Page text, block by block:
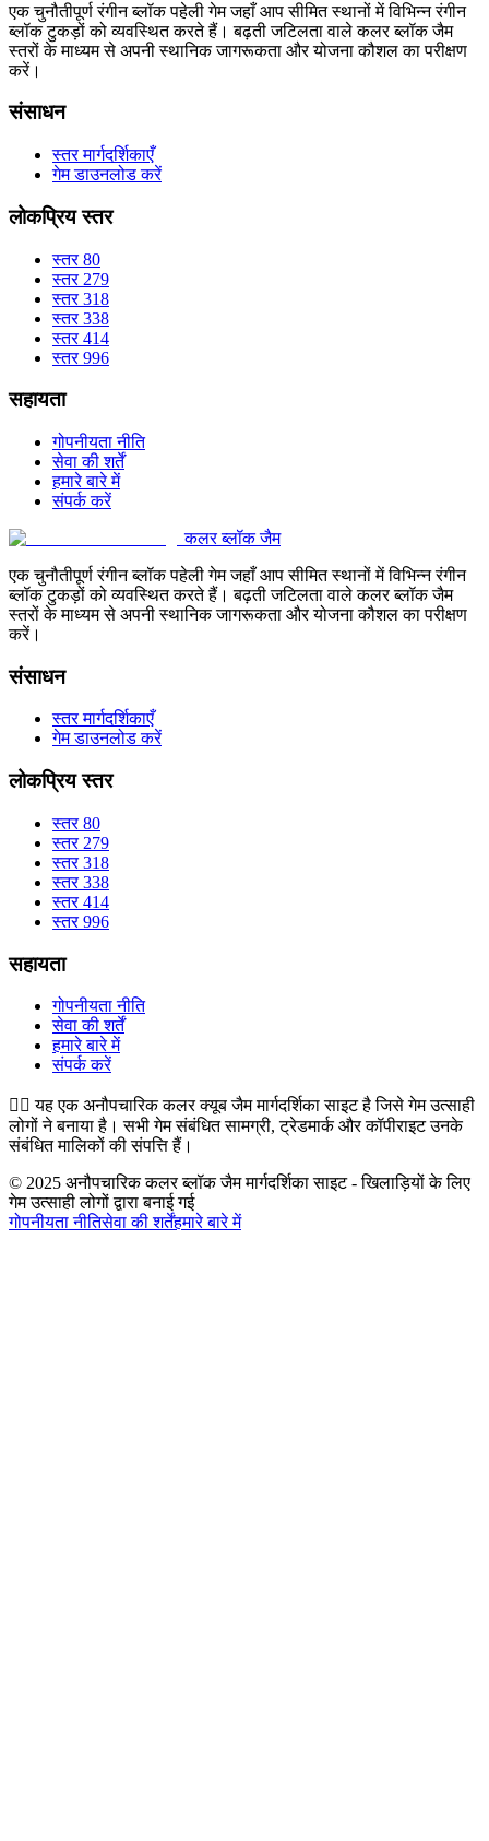
एक चुनौतीपूर्ण रंगीन ब्लॉक पहेली गेम जहाँ आप सीमित स्थानों में विभिन्न रंगीन
ब्लॉक टुकड़ों को व्यवस्थित करते हैं। बढ़ती जटिलता वाले कलर ब्लॉक जैम
स्तरों के माध्यम से अपनी स्थानिक जागरूकता और योजना कौशल का परीक्षण
करें।
संसाधन
स्तर मार्गदर्शिकाएँ
गेम डाउनलोड करें
लोकप्रिय स्तर
स्तर 80
स्तर 279
स्तर 318
स्तर 338
स्तर 414
स्तर 996
सहायता
गोपनीयता नीति
सेवा की शर्तें
हमारे बारे में
संपर्क करें
कलर ब्लॉक जैम
एक चुनौतीपूर्ण रंगीन ब्लॉक पहेली गेम जहाँ आप सीमित स्थानों में विभिन्न रंगीन
ब्लॉक टुकड़ों को व्यवस्थित करते हैं। बढ़ती जटिलता वाले कलर ब्लॉक जैम
स्तरों के माध्यम से अपनी स्थानिक जागरूकता और योजना कौशल का परीक्षण
करें।
संसाधन
स्तर मार्गदर्शिकाएँ
गेम डाउनलोड करें
लोकप्रिय स्तर
स्तर 80
स्तर 279
स्तर 318
स्तर 338
स्तर 414
स्तर 996
सहायता
गोपनीयता नीति
सेवा की शर्तें
हमारे बारे में
संपर्क करें
👉🏻यह एक अनौपचारिक कलर क्यूब जैम मार्गदर्शिका साइट है जिसे गेम उत्साही
लोगों ने बनाया है। सभी गेम संबंधित सामग्री, ट्रेडमार्क और कॉपीराइट उनके
संबंधित मालिकों की संपत्ति हैं।
© 2025 अनौपचारिक कलर ब्लॉक जैम मार्गदर्शिका साइट - खिलाड़ियों के लिए
गेम उत्साही लोगों द्वारा बनाई गई
गोपनीयता नीतिसेवा की शर्तेंहमारे बारे में